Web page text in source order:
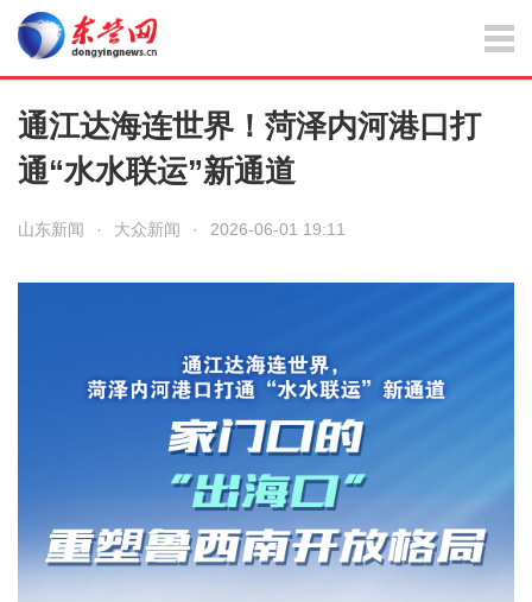
通江达海连世界！菏泽内河港口打
通“水水联运”新通道
山东新闻 · 大众新闻 · 2026-06-01 19:11